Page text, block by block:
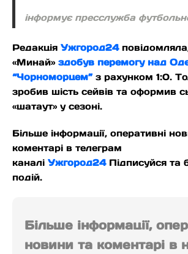
інформує пресслужба
Редакція Ужгород24
«Минай» здобув перемогу над
“Чорноморцем” з рахунком 1:0.
зробив шість сейвів та оформив
«шатаут» у сезоні.
Більше інформації, оперативні
коментарі в телеграм
каналі Ужгород24Підписуйся та
подій.
Більше інформації,
новини та коментарі в